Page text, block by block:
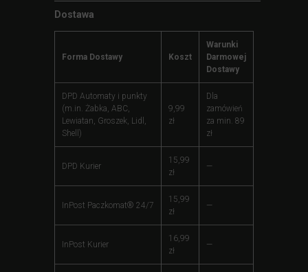
Dostawa
Forma Dostawy Koszt
Warunki
Darmowej
Dostawy
DPD Automaty i punkty
(m.in. Żabka, ABC,
Lewiatan, Groszek, Lidl,
Shell)
9,99
zł
Dla
zamówień
za min. 89
zł
DPD Kurier
15,99
zł
—
InPost Paczkomat® 24/7
15,99
zł
—
InPost Kurier
16,99
zł
—